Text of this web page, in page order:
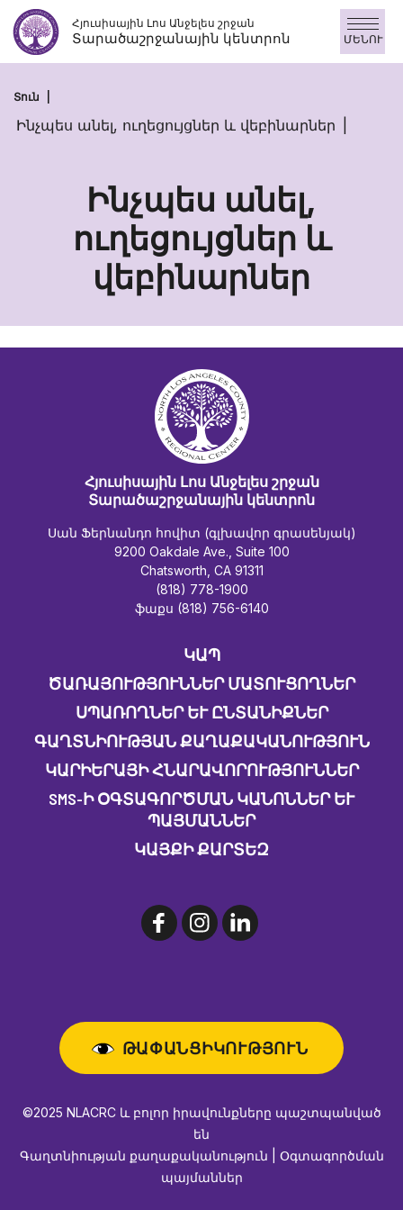
Անցնել
բովանդակությանըՀյուսիսային Լոս Անջելես շրջան
Տարածաշրջանային կենտրոն ՄԵՆՈՒ
Տուն
Ինչպես անել, ուղեցույցներ և վեբինարներ
Ինչպես անել,
ուղեցույցներ և
վեբինարներ
Ինչպես
անել,
ուղեցույցներ
և
վեբինարներ
Հյուսիսային Լոս Անջելես շրջան
Տարածաշրջանային կենտրոն
Սան Ֆերնանդո հովիտ (գլխավոր գրասենյակ)
9200 Oakdale Ave., Suite 100
Chatsworth, CA 91311
(818) 778-1900
ֆաքս (818) 756-6140
ԿԱՊ
ԾԱՌԱՅՈՒԹՅՈՒՆՆԵՐ ՄԱՏՈՒՑՈՂՆԵՐ
ՍՊԱՌՈՂՆԵՐ ԵՒ ԸՆՏԱՆԻՔՆԵՐ
ԳԱՂՏՆԻՈՒԹՅԱՆ ՔԱՂԱՔԱԿԱՆՈՒԹՅՈՒՆ
ԿԱՐԻԵՐԱՅԻ ՀՆԱՐԱՎՈՐՈՒԹՅՈՒՆՆԵՐ
SMS-Ի ՕԳՏԱԳՈՐԾՄԱՆ ԿԱՆՈՆՆԵՐ ԵՒ Պ
ԱՅՄԱՆՆԵՐ
ԿԱՅՔԻ ՔԱՐՏԵԶ
ԹԱՓԱՆՑԻԿՈՒԹՅՈՒՆ
©2025 NLACRC և բոլոր իրավունքները պաշտպանված
են
Գաղտնիության քաղաքականություն | Օգտագործման
պայմաններ